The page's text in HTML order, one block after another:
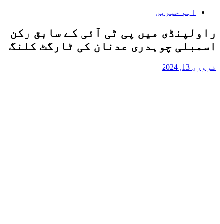
اہم خبریں
راولپنڈی میں پی ٹی آئی کے سابق رکن
اسمبلی چوہدری عدنان کی ٹارگٹ کلنگ
فروری 13, 2024